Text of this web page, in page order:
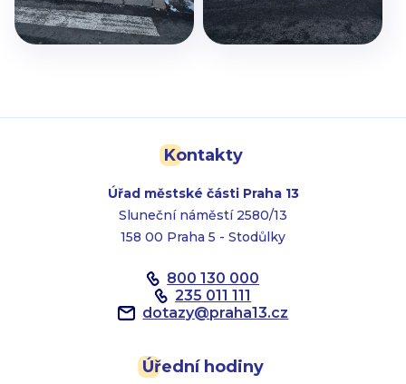
Kontakty
Úřad městské části Praha 13
Sluneční náměstí 2580/13
158 00 Praha 5 - Stodůlky
800 130 000
235 011 111
dotazy@praha13.cz
Úřední hodiny